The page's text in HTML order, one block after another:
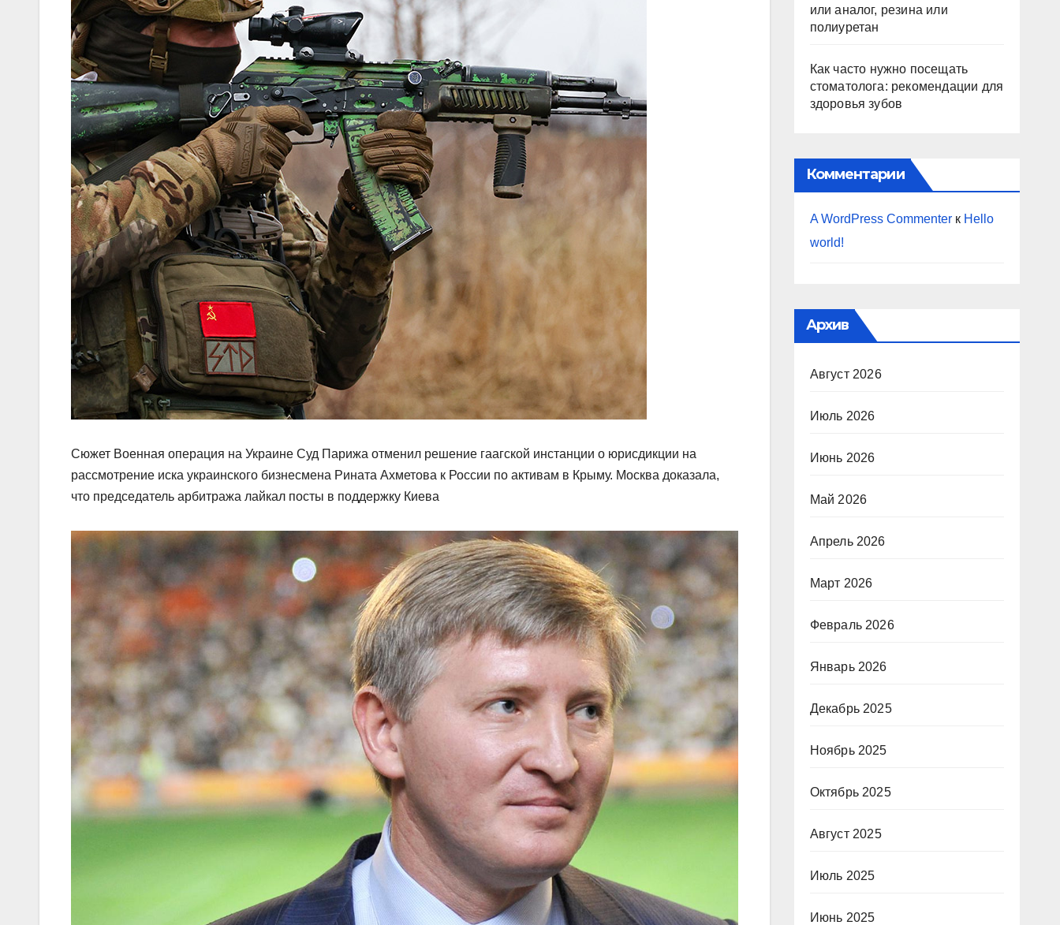
Сюжет Военная операция на Украине Суд Парижа отменил решение гаагской инстанции о юрисдикции на
рассмотрение иска украинского бизнесмена Рината Ахметова к России по активам в Крыму. Москва доказала,
что председатель арбитража лайкал посты в поддержку Киева
или аналог, резина или
полиуретан
Как часто нужно посещать
стоматолога: рекомендации для
здоровья зубов
Комментарии
A WordPress Commenterк Hello
world!
Архив
Август 2026
Июль 2026
Июнь 2026
Май 2026
Апрель 2026
Март 2026
Февраль 2026
Январь 2026
Декабрь 2025
Ноябрь 2025
Октябрь 2025
Август 2025
Июль 2025
Июнь 2025